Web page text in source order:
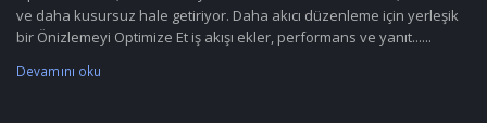
ve daha kusursuz hale getiriyor. Daha akıcı düzenleme için yerleşik
bir Önizlemeyi Optimize Et iş akışı ekler, performans ve yanıt......
Devamını oku